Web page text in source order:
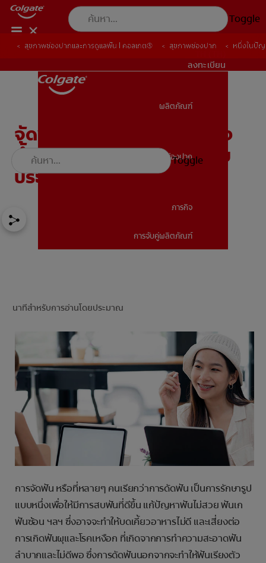
Toggle
TH (TH)
ลงทะเบียน
ลงทะเบียน
ผลิตภัณฑ์
สุขภาพช่องปาก
ภารกิจ
การจับคู่ผลิตภัณฑ์
Toggle
สุขภาพช่องปากและการดูแลฟัน | คอลเกต® สุขภาพช่องปาก หนึ่งในปัญ
จัดฟันต้องรู้! ไหมขัดฟันพลัง
น้ำและเทคนิคดูแลฟันหลังรับ
ประทานอาหาร
นาทีสำหรับการอ่านโดยประมาณ
การจัดฟัน หรือที่หลายๆ คนเรียกว่าการดัดฟัน เป็นการรักษารูป
แบบหนึ่งเพื่อให้มีการสบฟันที่ดีขึ้น แก้ปัญหาฟันไม่สวย ฟันเก
ฟันซ้อน ฯลฯ ซึ่งอาจจะทำให้บดเคี้ยวอาหารไม่ดี และเสี่ยงต่อ
การเกิดฟันผุและโรคเหงือก ที่เกิดจากการทำความสะอาดฟัน
ลำบากและไม่ดีพอ ซึ่งการดัดฟันนอกจากจะทำให้ฟันเรียงตัว